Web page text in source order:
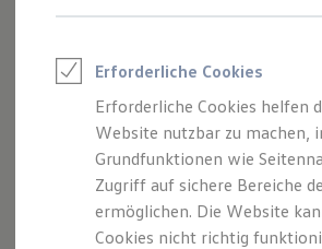
ONE Business ID Vorteile
Fahrzeuge online kaufen
Digitaler Marktplatz
Kauf & Finanzierung
Online-Fahrzeugbewertung
Aktionen & Angebote
E-Auto-Förderung
Für Privatkunden
Für Gewerbekunden
Profi Paket
To access the privacy policy in
click here.
A. Verantwortliche
Erforderliche Cookies
Erforderliche Cookies helfen
Website nutzbar zu machen,
Grundfunktionen wie
Zugriff auf sichere Bereiche
ermöglichen. Die Website
Cookies nicht richtig